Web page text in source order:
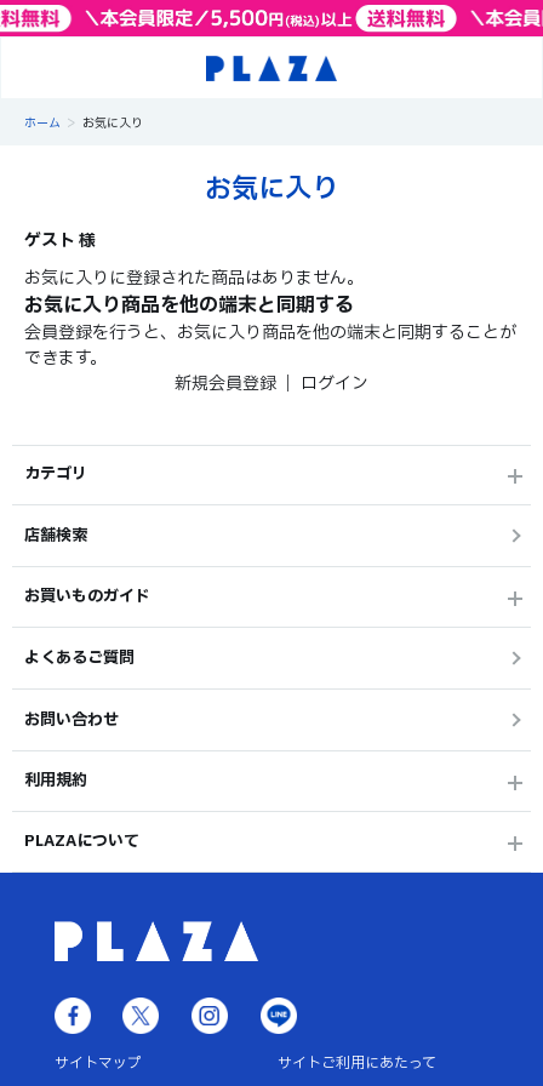
ホーム > お気に入り
お気に入り
ゲスト 様
お気に入りに登録された商品はありません。
お気に入り商品を他の端末と同期する
会員登録を行うと、お気に入り商品を他の端末と同期することが
できます。
新規会員登録
ログイン
カテゴリ
店舗検索
お買いものガイド
よくあるご質問
お問い合わせ
利用規約
PLAZAについて
サイトマップ サイトご利用にあたって